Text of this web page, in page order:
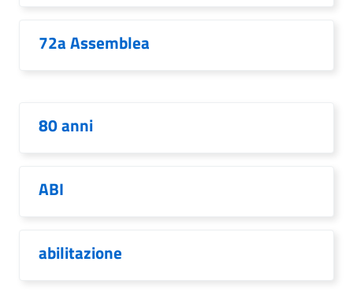
72a Assemblea
80 anni
ABI
abilitazione